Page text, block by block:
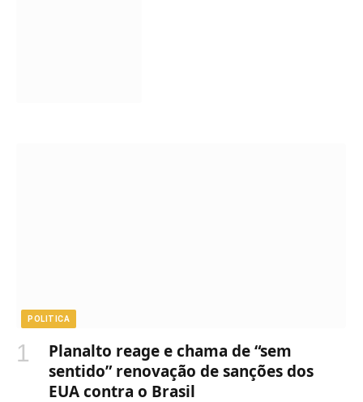
POLITICA
Planalto reage e chama de “sem
sentido” renovação de sanções dos
EUA contra o Brasil